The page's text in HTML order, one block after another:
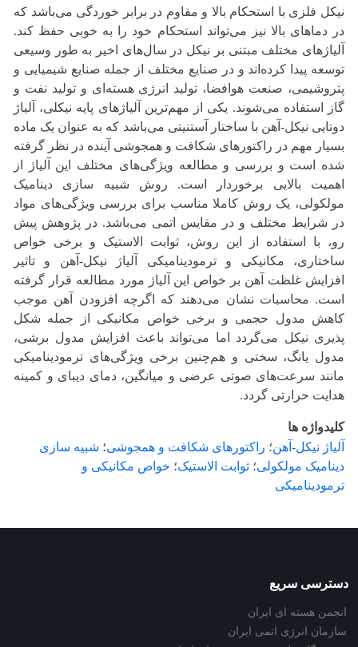
نیکل فلزی با استحکام بالا و مقاوم در برابر خوردگی می‌باشد که
در دماهای بالا نیز می‌تواند استحکام خود را به خوبی حفظ کند.
آلیاژهای مختلف مبتنی بر نیکل در سال‌های اخیر به طور وسیعی
توسعه پیدا کرده‌اند و در صنایع مختلف از جمله صنایع شیمیایی و
پتروشیمی، صنعت هوافضا، تولید انرژی هسته‌ای و تولید نفت و
گاز استفاده می‌شوند. یکی از مهم‌ترین آلیاژهای پایه نیکلی، آلیاژ
دوتایی نیکل-آهن با ساختار آستنیتی می‌باشد که به عنوان یک ماده
بسیار مهم در راکتورهای شکافت و همجوشی آینده در نظر گرفته
شده است و بررسی و مطالعه ویژگی‌های مختلف این آلیاژ از
اهمیت بالایی برخوردار است. روش شبیه سازی دینامیک
مولکولی، یک روش کاملا مناسب برای بررسی ویژگی‌های مواد
در شرایط مختلف و در مقایس اتمی می‌باشد. در پژوهش پیش
رو، با استفاده از این روش، ثوابت الاستیک و برخی خواص
ساختاری، مکانیکی و ترمودینامیکی آلیاژ نیکل-آهن و تاثیر
افزایش غلظت آهن بر خواص این آلیاژ مورد مطالعه قرار گرفته
است. محاسبات نشان می‌دهند که اگرچه افزودن آهن موجب
کاهش مدول حجمی و برخی خواص مکانیکی از جمله شکل
پذیری نیکل می‌گردد اما می‌تواند باعث افزایش مدول برشی،
مدول یانگ، سختی و هم‌چنین برخی ویژگی‌های ترمودینامیکی
مانند سرعت‌های صوتی عرضی و میانگین، دمای دیبای و کمینه
هدایت حرارتی گردد.
کلیدواژه ها
آلیاژ نیکل-آهن؛ راکتورهای شکافت و همجوشی؛ شبیه سازی
دینامیک مولکولی؛ ثوابت الاستیک؛ خواص مکانیکی و
ترمودینامیکی
دسترسی سریع
انجمن هسته ای ایران
سازمان انرژی اتمی ایران